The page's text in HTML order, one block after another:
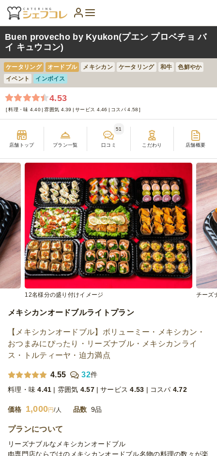
Buen provecho by Kyukon(プエン プロベチョ バ
イ キュウコン)
ケータリング オードブル メキシカン ケータリング 和牛
色鮮やか
イベント
インボイス
4.53
料理・味 4.40 雰囲気 4.39 サービス 4.46 コスパ 4.58
店舗トップ プラン一覧 口コミ
51
こだわり 店舗概要
12名様分の盛り付けイメージ チーズ
メキシカンオードブルライトプラン
【メキシカンオードブル】ボリューミー・メキシカン・
おつまみにぴったり・リーズナブル・メキシカンライ
ス・トルティーヤ・迫力満点
4.55 32件
料理・味 4.41 雰囲気 4.57 サービス 4.53 コスパ 4.72
価格 1,000円/人 品数 9品
プランについて
リーズナブルなメキシカンオードブル
肉専門店ならではのメキシカンオードブル名物の料理の数々が楽